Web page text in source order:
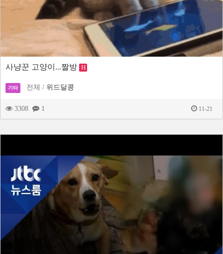
사냥꾼 고양이...짤방 H
기타 전체 / 위드달콩
3308 1 11-21